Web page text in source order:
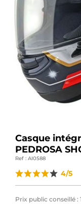
FR |
MARQUES
CONSEILS
Casque
PEDROSA
Ref : AI0588
4/5
Prix public conseillé :